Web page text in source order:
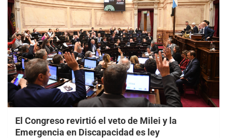
El Congreso revirtió el veto de Milei y la
Emergencia en Discapacidad es ley